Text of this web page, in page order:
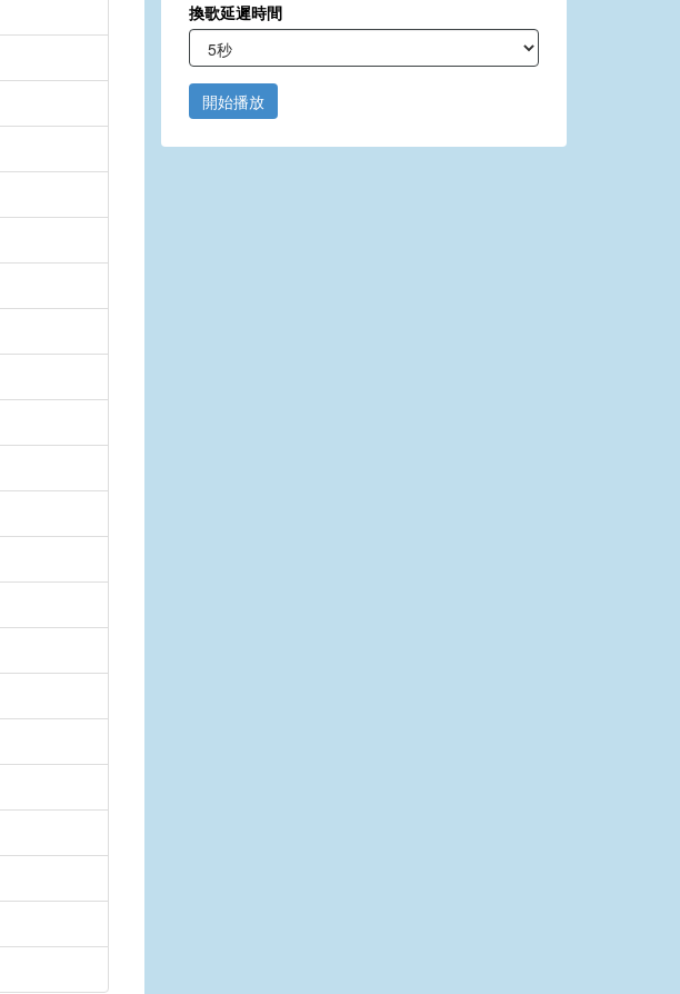
換歌延遲時間
開始播放